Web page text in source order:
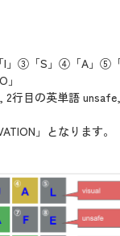
③「S」④「A」⑤「
2行目の英単語
」となります。